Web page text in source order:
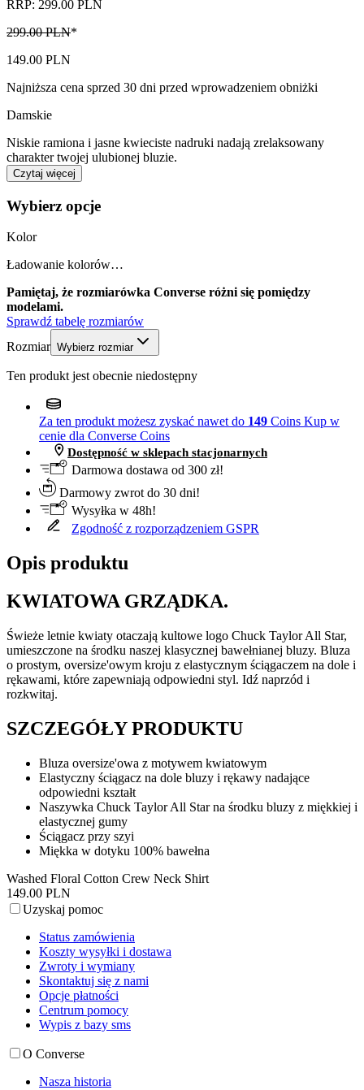
RRP: 299.00 PLN
299.00 PLN*
149.00 PLN
Najniższa cena sprzed 30 dni przed wprowadzeniem obniżki
Damskie
Niskie ramiona i jasne kwieciste nadruki nadają zrelaksowany
charakter twojej ulubionej bluzie.
Czytaj więcej
Wybierz opcje
Kolor
Ładowanie kolorów…
Pamiętaj, że rozmiarówka Converse różni się pomiędzy
modelami.
Sprawdź tabelę rozmiarów
Rozmiar Wybierz rozmiar
Ten produkt jest obecnie niedostępny
Za ten produkt możesz zyskać nawet do 149 Coins Kup w
cenie dla Converse Coins
Dostępność w sklepach stacjonarnych
Darmowa dostawa od 300 zł!
Darmowy zwrot do 30 dni!
Wysyłka w 48h!
Zgodność z rozporządzeniem GSPR
Opis produktu
KWIATOWA GRZĄDKA.
Świeże letnie kwiaty otaczają kultowe logo Chuck Taylor All Star,
umieszczone na środku naszej klasycznej bawełnianej bluzy. Bluza
o prostym, oversize'owym kroju z elastycznym ściągaczem na dole i
rękawami, które zapewniają odpowiedni styl. Idź naprzód i
rozkwitaj.
SZCZEGÓŁY PRODUKTU
Bluza oversize'owa z motywem kwiatowym
Elastyczny ściągacz na dole bluzy i rękawy nadające
odpowiedni kształt
Naszywka Chuck Taylor All Star na środku bluzy z miękkiej i
elastycznej gumy
Ściągacz przy szyi
Miękka w dotyku 100% bawełna
Washed Floral Cotton Crew Neck Shirt
149.00 PLN
Uzyskaj pomoc
Status zamówienia
Koszty wysyłki i dostawa
Zwroty i wymiany
Skontaktuj się z nami
Opcje płatności
Centrum pomocy
Wypis z bazy sms
O Converse
Nasza historia